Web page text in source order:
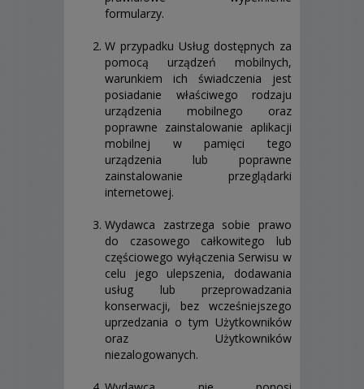
formularzy.
W przypadku Usług dostępnych za
pomocą urządzeń mobilnych,
warunkiem ich świadczenia jest
posiadanie właściwego rodzaju
urządzenia mobilnego oraz
poprawne zainstalowanie aplikacji
mobilnej w pamięci tego
urządzenia lub poprawne
zainstalowanie przeglądarki
internetowej.
Wydawca zastrzega sobie prawo
do czasowego całkowitego lub
częściowego wyłączenia Serwisu w
celu jego ulepszenia, dodawania
usług lub przeprowadzania
konserwacji, bez wcześniejszego
uprzedzania o tym Użytkowników
oraz Użytkowników
niezalogowanych.